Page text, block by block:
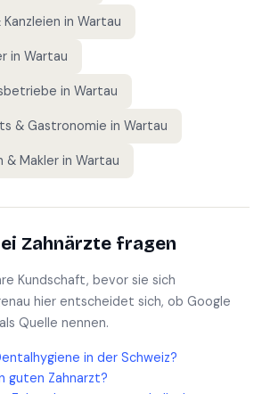
in Wartau
in Wartau
in Wartau
& Gastronomie in Wartau
& Makler in Wartau
Zahnärzte fragen
Kundschaft, bevor sie sich
hier entscheidet sich, ob Google
Quelle nennen.
in der Schweiz?
guten Zahnarzt?